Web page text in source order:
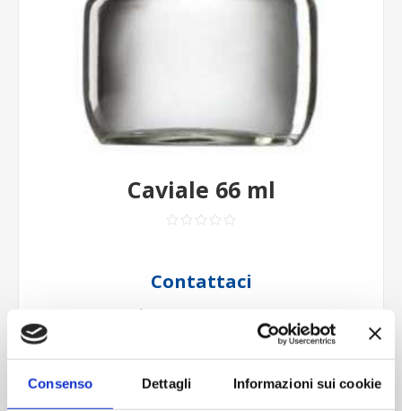
Consenso Dettagli Informazioni sui cookie
Caviale 66 ml
Contattaci
Imboccatura:Caps.twist 66
Peso (gr):95
Diametro (mm):62